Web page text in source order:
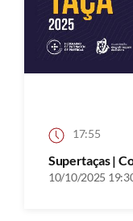
17:55
Supertaças |
10/10/2025